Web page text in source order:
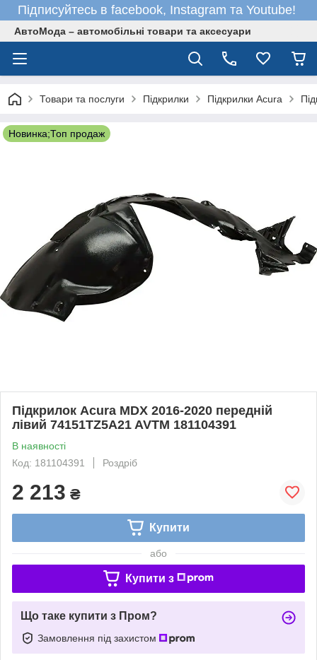
Підписуйтесь в facebook, Instagram та Youtube!
АвтоМода – автомобільні товари та аксесуари
Товари та послуги Підкрилки Підкрилки Acura
Новинка;Топ продаж
Підкрилок Acura MDX 2016-2020 передній
лівий 74151TZ5A21 AVTM 181104391
В наявності
Код: 181104391
Роздріб
2 213 ₴
Купити
або
Купити з
Що таке купити з Пром?
Замовлення під захистом